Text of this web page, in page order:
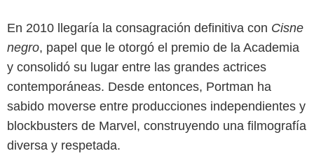
En 2010 llegaría la consagración definitiva con Cisne
negro, papel que le otorgó el premio de la Academia
y consolidó su lugar entre las grandes actrices
contemporáneas. Desde entonces, Portman ha
sabido moverse entre producciones independientes y
blockbusters de Marvel, construyendo una filmografía
diversa y respetada.